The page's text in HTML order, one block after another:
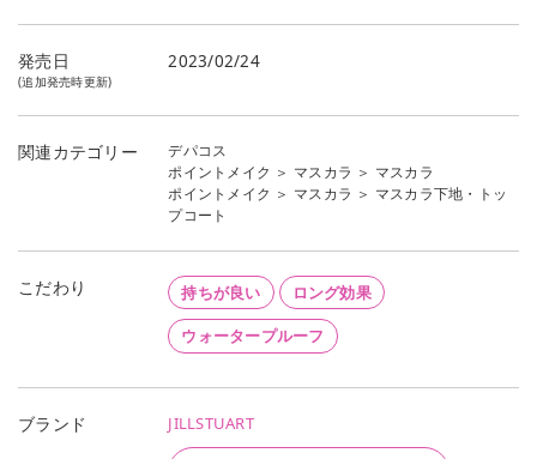
発売日
(追加発売時更新)
2023/02/24
関連カテゴリー
デパコス
ポイントメイク ＞ マスカラ ＞ マスカラ
ポイントメイク ＞ マスカラ ＞ マスカラ下地・トッ
プコート
こだわり 持ちが良い ロング効果
ウォータープルーフ
ブランド JILLSTUART